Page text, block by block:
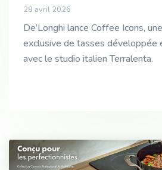
28 avril 2026
De’Longhi lance Coffee Icons,
exclusive de tasses développée
avec le studio italien Terralenta.